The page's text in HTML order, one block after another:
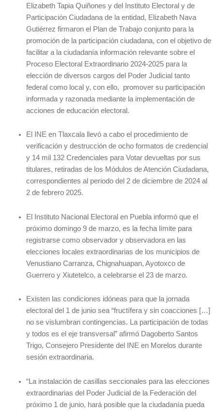
Elizabeth Tapia Quiñones y del Instituto Electoral y de
Participación Ciudadana de la entidad, Elizabeth Nava
Gutiérrez firmaron el Plan de Trabajo conjunto para la
promoción de la participación ciudadana, con el objetivo de
facilitar a la ciudadanía información relevante sobre el
Proceso Electoral Extraordinario 2024-2025 para la
elección de diversos cargos del Poder Judicial tanto
federal como local y, con ello, promover su participación
informada y razonada mediante la implementación de
acciones de educación electoral.
El INE en Tlaxcala llevó a cabo el procedimiento de
verificación y destrucción de ocho formatos de credencial
y 14 mil 132 Credenciales para Votar devueltas por sus
titulares, retiradas de los Módulos de Atención Ciudadana,
correspondientes al periodo del 2 de diciembre de 2024 al
2 de febrero 2025.
El Instituto Nacional Electoral en Puebla informó que el
próximo domingo 9 de marzo, es la fecha límite para
registrarse como observador y observadora en las
elecciones locales extraordinarias de los municipios de
Venustiano Carranza, Chignahuapan, Ayotoxco de
Guerrero y Xiutetelco, a celebrarse el 23 de marzo.
Existen las condiciones idóneas para que la jornada
electoral del 1 de junio sea “fructífera y sin coacciones […]
no se vislumbran contingencias. La participación de todas
y todos es el eje transversal” afirmó Dagoberto Santos
Trigo, Consejero Presidente del INE en Morelos durante
sesión extraordinaria.
“La instalación de casillas seccionales para las elecciones
extraordinarias del Poder Judicial de la Federación del
próximo 1 de junio, hará posible que la ciudadanía pueda